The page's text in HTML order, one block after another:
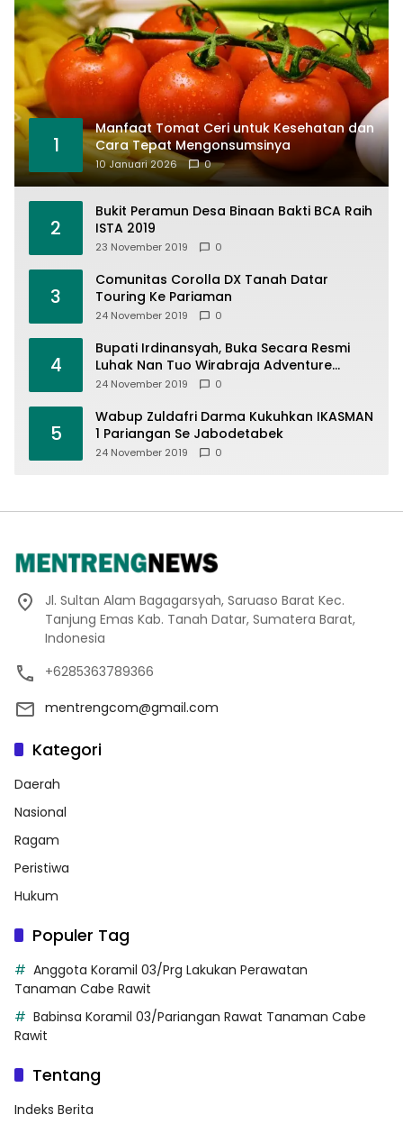
1
Manfaat Tomat Ceri untuk Kesehatan dan
Cara Tepat Mengonsumsinya
10 Januari 2026 0
2
Bukit Peramun Desa Binaan Bakti BCA Raih
ISTA 2019
23 November 2019 0
3
Comunitas Corolla DX Tanah Datar
Touring Ke Pariaman
24 November 2019 0
4
Bupati Irdinansyah, Buka Secara Resmi
Luhak Nan Tuo Wirabraja Adventure
Offroad 2019
24 November 2019 0
5
Wabup Zuldafri Darma Kukuhkan IKASMAN
1 Pariangan Se Jabodetabek
24 November 2019 0
Jl. Sultan Alam Bagagarsyah, Saruaso Barat Kec.
Tanjung Emas Kab. Tanah Datar, Sumatera Barat,
Indonesia
+6285363789366
mentrengcom@gmail.com
Kategori
Daerah
Nasional
Ragam
Peristiwa
Hukum
Populer Tag
Anggota Koramil 03/Prg Lakukan Perawatan
Tanaman Cabe Rawit
Babinsa Koramil 03/Pariangan Rawat Tanaman Cabe
Rawit
Tentang
Indeks Berita